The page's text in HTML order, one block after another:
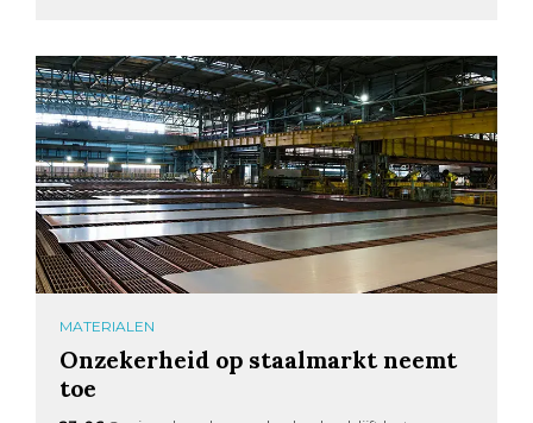
MATERIALEN
Onzekerheid op staalmarkt neemt
toe